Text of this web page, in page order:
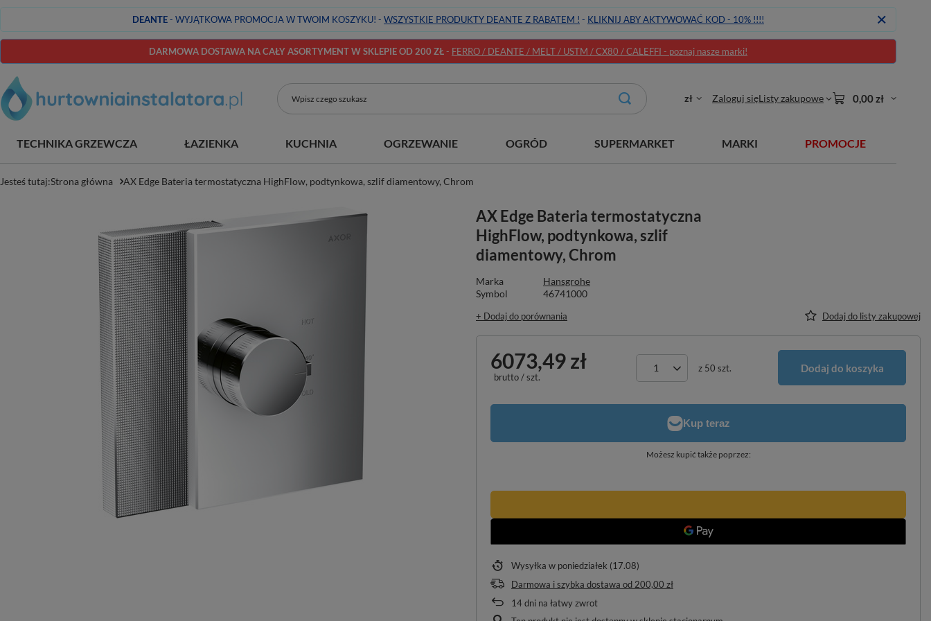
DEANTE- WYJĄTKOWA PROMOCJA W TWOIM KOSZYKU! - WSZYSTKIE PRODUKTY DEANTE Z RABATEM ! - KLIKNIJ ABY AKTYWOWAĆ KOD - 10% !!!!
DARMOWA DOSTAWA NA CAŁY ASORTYMENT W SKLEPIE OD 200 ZŁ- FERRO / DEANTE / MELT / USTM / CX80 / CALEFFI - poznaj nasze marki!
zł Zaloguj sięListy zakupowe 0,00 zł
TECHNIKA GRZEWCZA ŁAZIENKA KUCHNIA OGRZEWANIE OGRÓD SUPERMARKET MARKI PROMOCJE
Jesteś tutaj:Strona główna AX Edge Bateria termostatyczna HighFlow, podtynkowa, szlif diamentowy, Chrom
AX Edge Bateria termostatyczna
HighFlow, podtynkowa, szlif
diamentowy, Chrom
Marka
Hansgrohe
Symbol
46741000
+ Dodaj do porównania Dodaj do listy zakupowej
6073,49 zł
brutto/szt.
z 50 szt. Dodaj do koszyka
Możesz kupić także poprzez:
Wysyłka w poniedziałek (17.08)
Darmowa i szybka dostawa od 200,00 zł
14dni na łatwy zwrot